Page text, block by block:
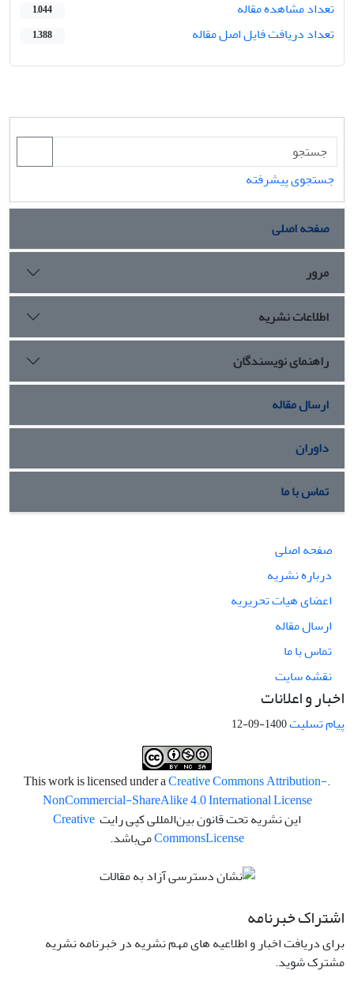
تعداد مشاهده مقاله
1,044
تعداد دریافت فایل اصل مقاله 1,388
جستجوی پیشرفته
صفحه اصلی
مرور
اطلاعات نشریه
راهنمای نویسندگان
ارسال مقاله
داوران
تماس با ما
صفحه اصلی
درباره نشریه
اعضای هیات تحریریه
ارسال مقاله
تماس با ما
نقشه سایت
اخبار و اعلانات
پیام تسلیت1400-09-12
.This work is licensed under a
Creative Commons Attribution-
NonCommercial-ShareAlike 4.0 International License
این نشریه تحت قانون بین‌المللی کپی رایت Creative
CommonsLicense می‌باشد.
اشتراک خبرنامه
برای دریافت اخبار و اطلاعیه های مهم نشریه در خبرنامه نشریه
مشترک شوید.